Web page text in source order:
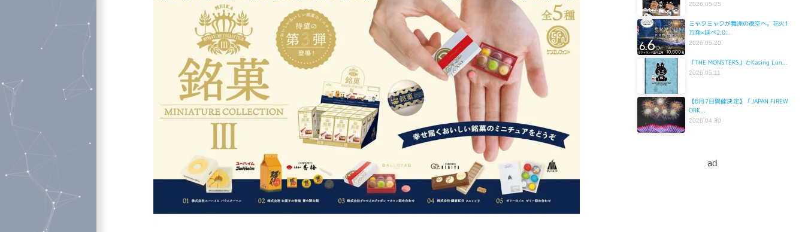
2026.05.25
ミャクミャクが舞洲の夜空へ。花火1
万発×延べ2,0...
2026.05.20
『THE MONSTERS』とKasing Lun...
2026.05.11
【6月7日開催決定】「JAPAN FIREW
ORK...
2026.04.30
ad